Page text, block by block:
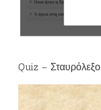
Quiz – Σταυρόλεξο